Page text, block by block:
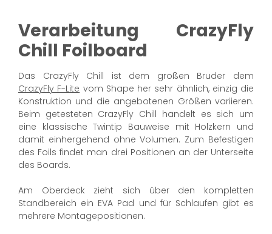
Verarbeitung CrazyFly
Chill Foilboard
Das CrazyFly Chill ist dem großen Bruder dem
CrazyFly F-Lite vom Shape her sehr ähnlich, einzig die
Konstruktion und die angebotenen Größen variieren.
Beim getesteten CrazyFly Chill handelt es sich um
eine klassische Twintip Bauweise mit Holzkern und
damit einhergehend ohne Volumen. Zum Befestigen
des Foils findet man drei Positionen an der Unterseite
des Boards.
Am Oberdeck zieht sich über den kompletten
Standbereich ein EVA Pad und für Schlaufen gibt es
mehrere Montagepositionen.